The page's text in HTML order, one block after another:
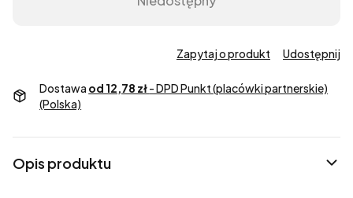
Zapytaj o produkt Udostępnij
Dostawa od 12,78 zł- DPD Punkt (placówki partnerskie)
(Polska)
Opis produktu